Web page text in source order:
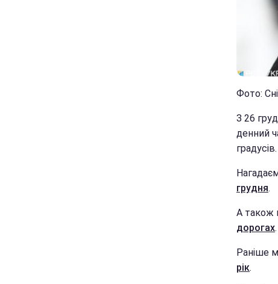
Фото:
З 26
денний
градусів.
грудня.
А також
дорогах.
Раніше
рік.